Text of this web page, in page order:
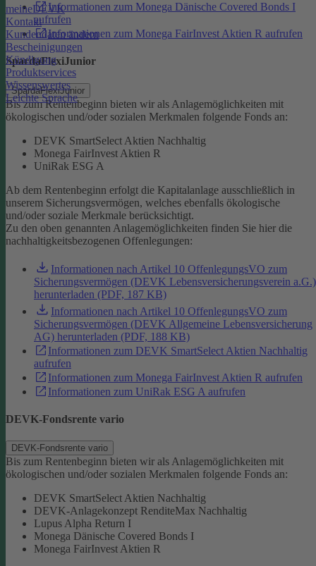
meineDEVK
Kontakt
Kundendaten ändern
Bescheinigungen
Kündigung
Produktservices
Wissenswertes
Leichte Sprache
Informationen zum Monega Dänische Covered Bonds I
aufrufen
Informationen zum Monega FairInvest Aktien R aufrufen
SpardaFlexiJunior
SpardaFlexiJunior
Bis zum Rentenbeginn bieten wir als Anlagemöglichkeiten mit
ökologischen und/oder sozialen Merkmalen folgende Fonds an:
DEVK SmartSelect Aktien Nachhaltig
Monega FairInvest Aktien R
UniRak ESG A
Ab dem Rentenbeginn erfolgt die Kapitalanlage ausschließlich in
unserem Sicherungsvermögen, welches ebenfalls ökologische
und/oder soziale Merkmale berücksichtigt.
Zu den oben genannten Anlagemöglichkeiten finden Sie hier die
nachhaltigkeitsbezogenen Offenlegungen:
Informationen nach Artikel 10 OffenlegungsVO zum
Sicherungsvermögen (DEVK Lebensversicherungsverein a.G.)
herunterladen (PDF, 187 KB)
Informationen nach Artikel 10 OffenlegungsVO zum
Sicherungsvermögen (DEVK Allgemeine Lebensversicherung
AG) herunterladen (PDF, 188 KB)
Informationen zum DEVK SmartSelect Aktien Nachhaltig
aufrufen
Informationen zum Monega FairInvest Aktien R aufrufen
Informationen zum UniRak ESG A aufrufen
DEVK-Fondsrente vario
DEVK-Fondsrente vario
Bis zum Rentenbeginn bieten wir als Anlagemöglichkeiten mit
ökologischen und/oder sozialen Merkmalen folgende Fonds an:
DEVK SmartSelect Aktien Nachhaltig
DEVK-Anlagekonzept RenditeMax Nachhaltig
Lupus Alpha Return I
Monega Dänische Covered Bonds I
Monega FairInvest Aktien R